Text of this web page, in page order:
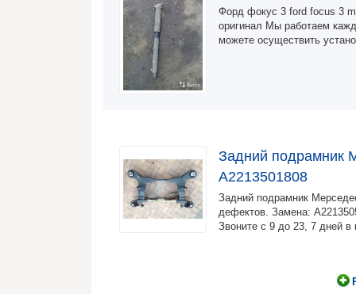
Форд фокус 3 ford focus 3
оригинал Мы работаем
можете осуществить
Задний подрамник
A2213501808
Задний подрамник
дефектов. Замена:
Звоните с 9 до 23, 7 дней